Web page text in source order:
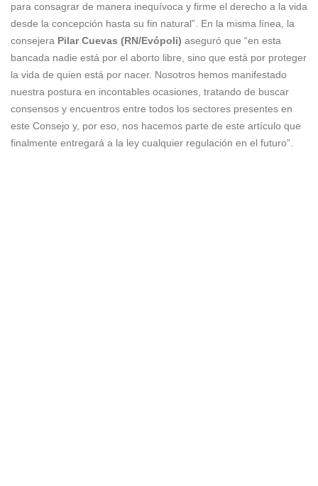
para consagrar de manera inequívoca y firme el derecho a la vida
desde la concepción hasta su fin natural”. En la misma línea, la
consejera Pilar Cuevas (RN/Evópoli) aseguró que “en esta
bancada nadie está por el aborto libre, sino que está por proteger
la vida de quien está por nacer. Nosotros hemos manifestado
nuestra postura en incontables ocasiones, tratando de buscar
consensos y encuentros entre todos los sectores presentes en
este Consejo y, por eso, nos hacemos parte de este artículo que
finalmente entregará a la ley cualquier regulación en el futuro”.